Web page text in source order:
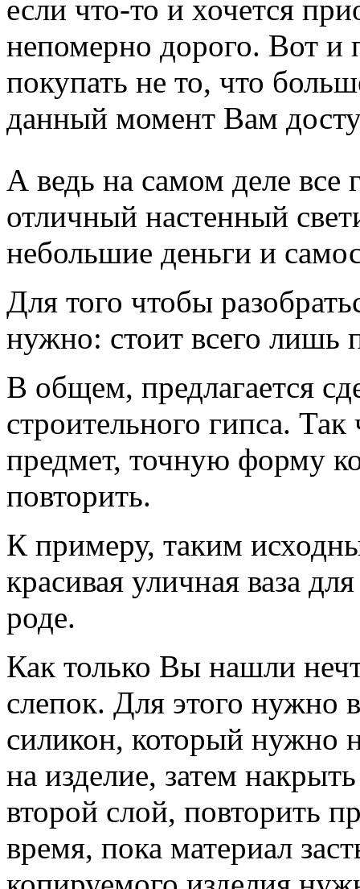
если что-то и хочется
непомерно дорого. Вот и
покупать не то, что
данный момент Вам
А ведь на самом деле
отличный настенный
небольшие деньги и
Для того чтобы
нужно: стоит всего лишь
В общем, предлагается
строительного гипса. Так
предмет, точную форму
повторить.
К примеру, таким
красивая уличная ваза
роде.
Как только Вы нашли
слепок. Для этого нужно
силикон, который нужно
на изделие, затем
второй слой, повторить
время, пока материал